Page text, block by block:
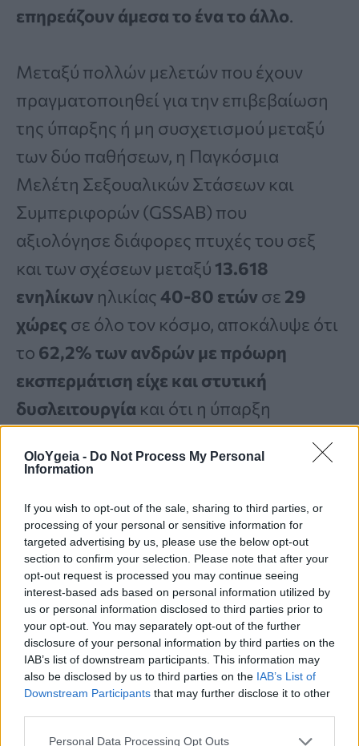
OloYgeia - Do Not Process My Personal
Information
If you wish to opt-out of the sale, sharing to third parties, or
processing of your personal or sensitive information for
targeted advertising by us, please use the below opt-out
section to confirm your selection. Please note that after your
opt-out request is processed you may continue seeing
interest-based ads based on personal information utilized by
us or personal information disclosed to third parties prior to
your opt-out. You may separately opt-out of the further
disclosure of your personal information by third parties on the
IAB’s list of downstream participants. This information may
also be disclosed by us to third parties on the IAB’s List of
Downstream Participants that may further disclose it to other
Personal Data Processing Opt Outs
επηρεάζουν άμεσα το ένα το άλλο.
Μεταξύ πολλών μελετών που έχουν
πραγματοποιηθεί για την επιβεβαίωση
της ύπαρξης ή μη συσχετισμού μεταξύ
των δύο παθήσεων, η Παγκόσμια
Μελέτη Σεξουαλικών Στάσεων και
Συμπεριφορών (GSSAB) που
αξιολόγησε διάφορες πτυχές του σεξ
και των σχέσεων μεταξύ 13.618
ενηλίκων ηλικίας 40-80 ετών σε 29
χώρες σε όλο τον κόσμο, αποκάλυψε ότι
το 62,2% των ανδρών με πρόωρη
εκσπερμάτιση είχε και στυτική
δυσλειτουργία και ότι η ύπαρξη
πιθανότητα εμφάνισης πρόωρης
Ένας στους τέσσερις άνδρες είναι
εθισμένος στο πορνό και δηλώνει ότι
δεν μπορεί να σταματήσει – Τι προκαλεί
αυτό στις σχέσεις του
Οι επιπτώσεις
ψυχοκοινωνικοί παράγοντες